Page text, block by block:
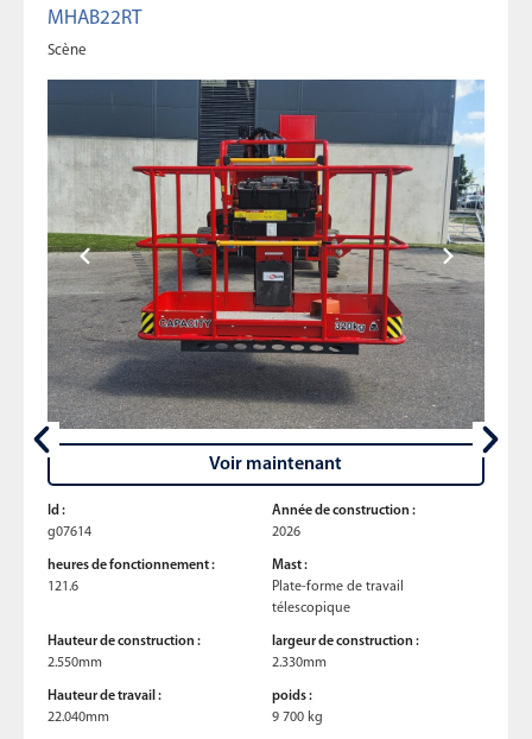
MHAB22RT
Scène
Voir maintenant
Id :
g07614
Année de construction :
2026
heures de fonctionnement :
121.6
Mast :
Plate-forme de travail
télescopique
Hauteur de construction :
2.550mm
largeur de construction :
2.330mm
Hauteur de travail :
22.040mm
poids :
9 700 kg